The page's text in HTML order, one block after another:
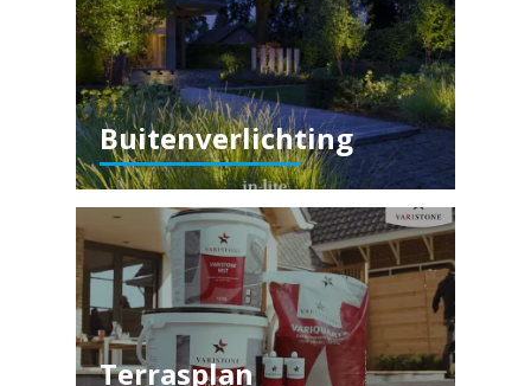
Buitenverlichting
Terrasplan